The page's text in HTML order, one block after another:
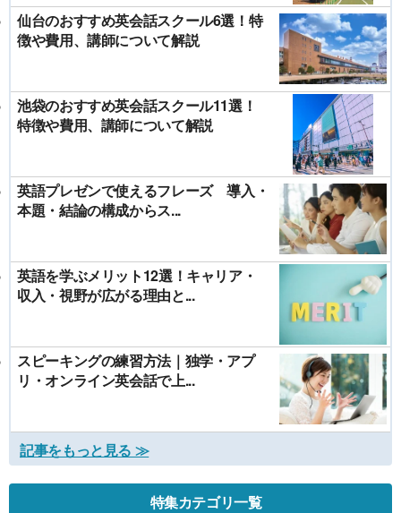
仙台のおすすめ英会話スクール6選！特
徴や費用、講師について解説
池袋のおすすめ英会話スクール11選！
特徴や費用、講師について解説
英語プレゼンで使えるフレーズ 導入・
本題・結論の構成からス...
英語を学ぶメリット12選！キャリア・
収入・視野が広がる理由と...
スピーキングの練習方法｜独学・アプ
リ・オンライン英会話で上...
記事をもっと見る ≫
特集カテゴリ一覧